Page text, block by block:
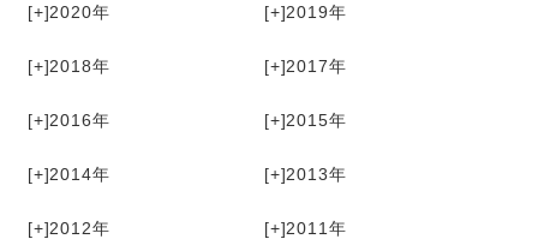
[+]2020 [+]2019
[+]2018 [+]2017
[+]2016 [+]2015
[+]2014 [+]2013
[+]2012 [+]2011